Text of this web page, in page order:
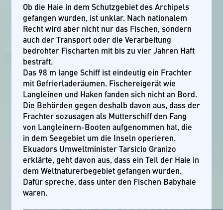
Ob die Haie in dem Schutzgebiet des Archipels
gefangen wurden, ist unklar. Nach nationalem
Recht wird aber nicht nur das Fischen, sondern
auch der Transport oder die Verarbeitung
bedrohter Fischarten mit bis zu vier Jahren Haft
bestraft.
Das 98 m lange Schiff ist eindeutig ein Frachter
mit Gefrierladeräumen. Fischereigerät wie
Langleinen und Haken fanden sich nicht an Bord.
Die Behörden gegen deshalb davon aus, dass der
Frachter sozusagen als Mutterschiff den Fang
von Langleinern-Booten aufgenommen hat, die
in dem Seegebiet um die Inseln operieren.
Ekuadors Umweltminister Tarsicio Granizo
erklärte, geht davon aus, dass ein Teil der Haie in
dem Weltnaturerbegebiet gefangen wurden.
Dafür spreche, dass unter den Fischen Babyhaie
waren.